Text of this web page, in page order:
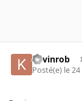
Kevinrob
Posté(e) le